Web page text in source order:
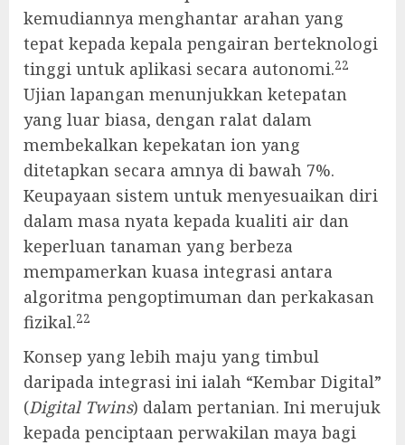
kemudiannya menghantar arahan yang
tepat kepada kepala pengairan berteknologi
tinggi untuk aplikasi secara autonomi.22
Ujian lapangan menunjukkan ketepatan
yang luar biasa, dengan ralat dalam
membekalkan kepekatan ion yang
ditetapkan secara amnya di bawah 7%.
Keupayaan sistem untuk menyesuaikan diri
dalam masa nyata kepada kualiti air dan
keperluan tanaman yang berbeza
mempamerkan kuasa integrasi antara
algoritma pengoptimuman dan perkakasan
fizikal.22
Konsep yang lebih maju yang timbul
daripada integrasi ini ialah “Kembar Digital”
(Digital Twins) dalam pertanian. Ini merujuk
kepada penciptaan perwakilan maya bagi